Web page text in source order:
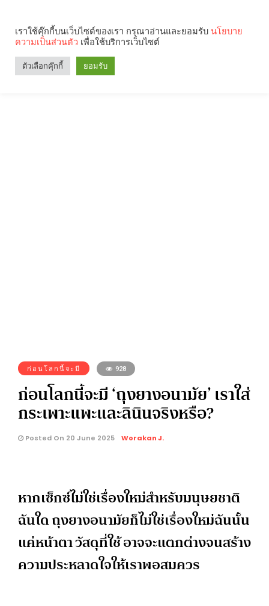
ก่อนโลกนี้จะมี 928
ก่อนโลกนี้จะมี ‘ถุงยางอนามัย’ เราใส่
กระเพาะแพะและลินินจริงหรือ?
Posted On 20 June 2025 Worakan J.
หากเซ็กซ์ไม่ใช่เรื่องใหม่สำหรับมนุษยชาติ
ฉันใด ถุงยางอนามัยก็ไม่ใช่เรื่องใหม่ฉันนั้น
แค่หน้าตา วัสดุที่ใช้ อาจจะแตกต่างจนสร้าง
ความประหลาดใจให้เราพอสมควร
เราใช้คุ๊กกี้บนเว็บไซต์ของเรา กรุณาอ่านและยอมรับ นโยบาย
ความเป็นส่วนตัว เพื่อใช้บริการเว็บไซต์
ตัวเลือกคุ๊กกี้ ยอมรับ